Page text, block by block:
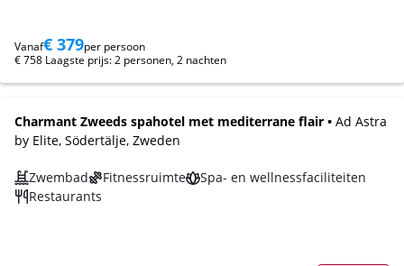
Vanaf€ 379per persoon
€ 758 Laagste prijs: 2 personen, 2 nachten
Charmant Zweeds spahotel met mediterrane flair • Ad Astra
by Elite, Södertälje, Zweden
Zwembad Fitnessruimte
Spa- en wellnessfaciliteiten
Restaurants